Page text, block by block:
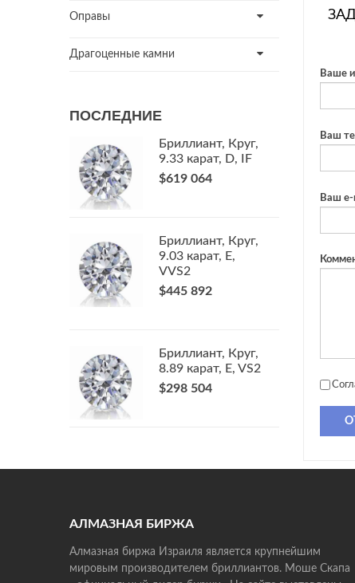
Оправы
Драгоценные камни
ПОСЛЕДНИЕ
Бриллиант, Круг,
9.33 карат, D, IF
$619 064
Бриллиант, Круг,
9.03 карат, E,
VVS2
$445 892
Бриллиант, Круг,
8.89 карат, E, VS2
$298 504
Ваше
Ваш
Ваш e-
АЛМАЗНАЯ БИРЖА
Алмазная биржа Израиля является крупнейшим
мировым производителем бриллиантов. Моше Скапа